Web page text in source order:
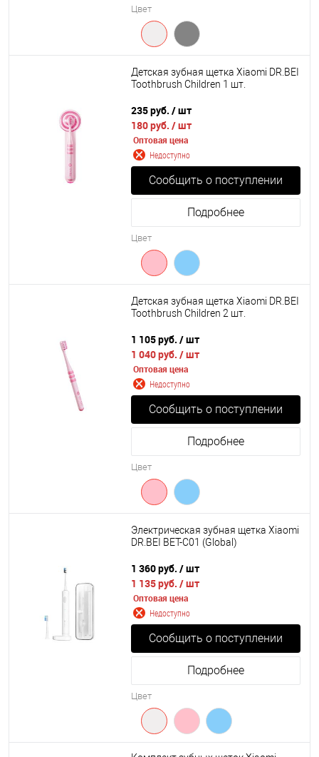
Цвет
Детская зубная щетка Xiaomi DR.BEI
Toothbrush Children 1 шт.
235 руб. / шт
180 руб. / шт
Оптовая цена
Недоступно
Сообщить о поступлении
Подробнее
Цвет
Детская зубная щетка Xiaomi DR.BEI
Toothbrush Children 2 шт.
1 105 руб. / шт
1 040 руб. / шт
Оптовая цена
Недоступно
Сообщить о поступлении
Подробнее
Цвет
Электрическая зубная щетка Xiaomi
DR.BEI BET-C01 (Global)
1 360 руб. / шт
1 135 руб. / шт
Оптовая цена
Недоступно
Сообщить о поступлении
Подробнее
Цвет